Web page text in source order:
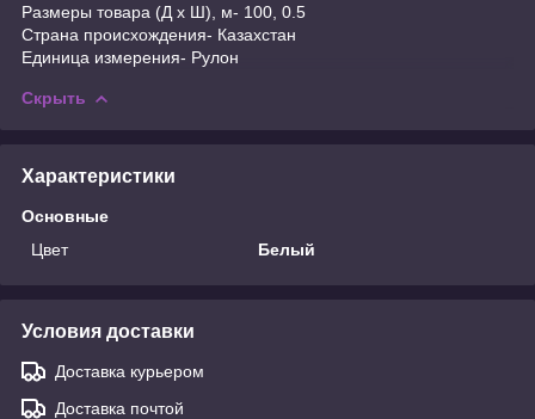
Размеры товара (Д х Ш), м- 100, 0.5
Страна происхождения- Казахстан
Единица измерения- Рулон
Скрыть
Характеристики
Основные
Цвет
Белый
Условия доставки
Доставка курьером
Доставка почтой